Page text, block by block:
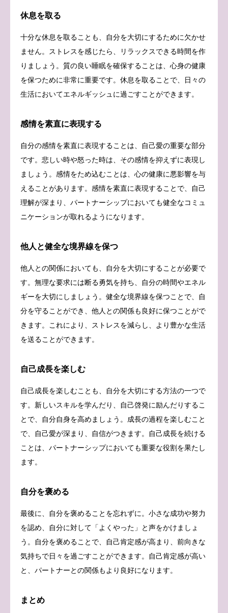
休息を取る
十分な休息を取ることも、自分を大切にするために欠かせ
ません。ストレスを感じたら、リラックスできる時間を作
りましょう。質の良い睡眠を確保することは、心身の健康
を保つために非常に重要です。休息を取ることで、日々の
生活においてエネルギッシュに過ごすことができます。
感情を素直に表現する
自分の感情を素直に表現することは、自己愛の重要な部分
です。悲しい時や怒った時は、その感情を抑えずに表現し
ましょう。感情をため込むことは、心の健康に悪影響を与
えることがあります。感情を素直に表現することで、自己
理解が深まり、パートナーシップにおいても健全なコミュ
ニケーションが取れるようになります。
他人と健全な境界線を保つ
他人との関係においても、自分を大切にすることが必要で
す。無理な要求には断る勇気を持ち、自分の時間やエネル
ギーを大切にしましょう。健全な境界線を保つことで、自
分を守ることができ、他人との関係も良好に保つことがで
きます。これにより、ストレスを減らし、より豊かな生活
を送ることができます。
自己成長を楽しむ
自己成長を楽しむことも、自分を大切にする方法の一つで
す。新しいスキルを学んだり、自己啓発に励んだりするこ
とで、自分自身を高めましょう。成長の過程を楽しむこと
で、自己愛が深まり、自信がつきます。自己成長を続ける
ことは、パートナーシップにおいても重要な役割を果たし
ます。
自分を褒める
最後に、自分を褒めることを忘れずに。小さな成功や努力
を認め、自分に対して「よくやった」と声をかけましょ
う。自分を褒めることで、自己肯定感が高まり、前向きな
気持ちで日々を過ごすことができます。自己肯定感が高い
と、パートナーとの関係もより良好になります。
まとめ